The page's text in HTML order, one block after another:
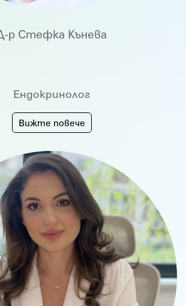
р Стефка Кънева
Ендокринолог
Вижте повече